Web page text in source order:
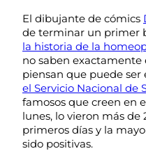
El dibujante de cómics
de terminar un primer
la historia de la
no saben exactamente
piensan que puede ser
el Servicio Nacional de
famosos que creen en
lunes, lo vieron más de
primeros días y la
sido positivas.